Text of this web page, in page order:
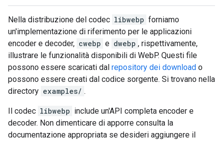
Nella distribuzione del codec libwebp forniamo
un'implementazione di riferimento per le applicazioni
encoder e decoder, cwebp e dwebp , rispettivamente,
illustrare le funzionalità disponibili di WebP. Questi file
possono essere scaricati dal repository dei download o
possono essere creati dal codice sorgente. Si trovano nella
directory examples/ .
Il codec libwebp include un'API completa encoder e
decoder. Non dimenticare di apporre consulta la
documentazione appropriata se desideri aggiungere il